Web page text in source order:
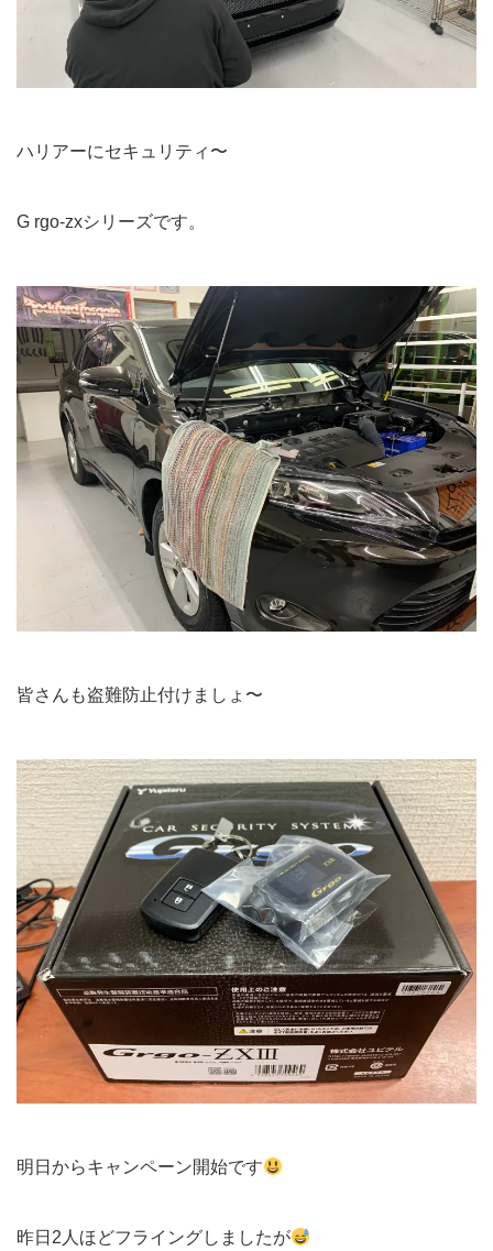
ハリアーにセキュリティ〜
G rgo-zxシリーズです。
皆さんも盗難防止付けましょ〜
明日からキャンペーン開始です
昨日2人ほどフライングしましたが